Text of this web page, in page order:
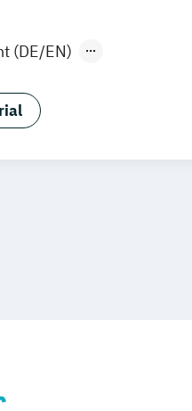
Saarbrücken
deutschlandweit
(DE/EN)